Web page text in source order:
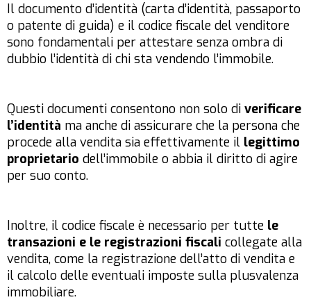
Il documento d’identità (carta d’identità, passaporto
o patente di guida) e il codice fiscale del venditore
sono fondamentali per attestare senza ombra di
dubbio l’identità di chi sta vendendo l’immobile.
Questi documenti consentono non solo di verificare
l’identità ma anche di assicurare che la persona che
procede alla vendita sia effettivamente il legittimo
proprietario dell’immobile o abbia il diritto di agire
per suo conto.
Inoltre, il codice fiscale è necessario per tutte le
transazioni e le registrazioni fiscali collegate alla
vendita, come la registrazione dell’atto di vendita e
il calcolo delle eventuali imposte sulla plusvalenza
immobiliare.